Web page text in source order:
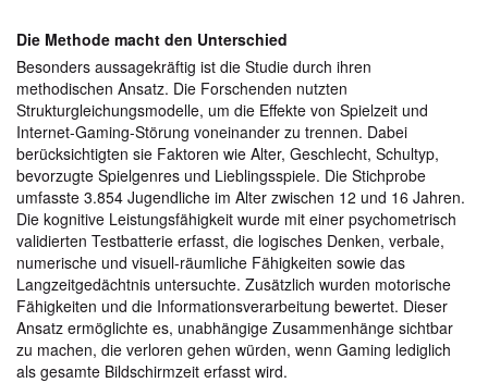
Die Methode macht den Unterschied
Besonders aussagekräftig ist die Studie durch ihren
methodischen Ansatz. Die Forschenden nutzten
Strukturgleichungsmodelle, um die Effekte von Spielzeit und
Internet-Gaming-Störung voneinander zu trennen. Dabei
berücksichtigten sie Faktoren wie Alter, Geschlecht, Schultyp,
bevorzugte Spielgenres und Lieblingsspiele. Die Stichprobe
umfasste 3.854 Jugendliche im Alter zwischen 12 und 16 Jahren.
Die kognitive Leistungsfähigkeit wurde mit einer psychometrisch
validierten Testbatterie erfasst, die logisches Denken, verbale,
numerische und visuell-räumliche Fähigkeiten sowie das
Langzeitgedächtnis untersuchte. Zusätzlich wurden motorische
Fähigkeiten und die Informationsverarbeitung bewertet. Dieser
Ansatz ermöglichte es, unabhängige Zusammenhänge sichtbar
zu machen, die verloren gehen würden, wenn Gaming lediglich
als gesamte Bildschirmzeit erfasst wird.